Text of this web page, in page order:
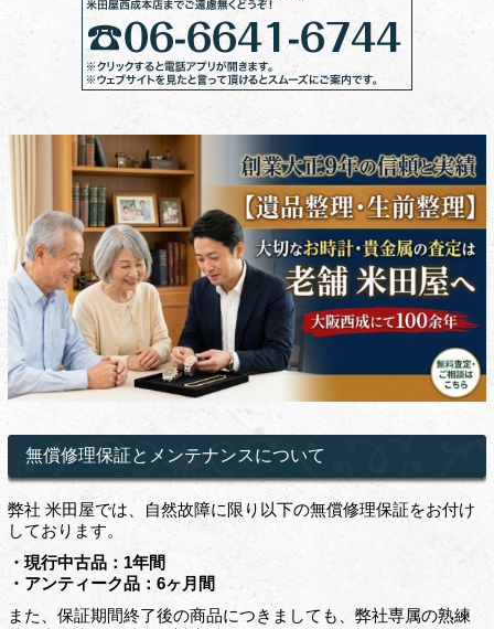
無償修理保証とメンテナンスについて
弊社 米田屋では、自然故障に限り以下の無償修理保証をお付け
しております。
・現行中古品：1年間
・アンティーク品：6ヶ月間
また、保証期間終了後の商品につきましても、弊社専属の熟練